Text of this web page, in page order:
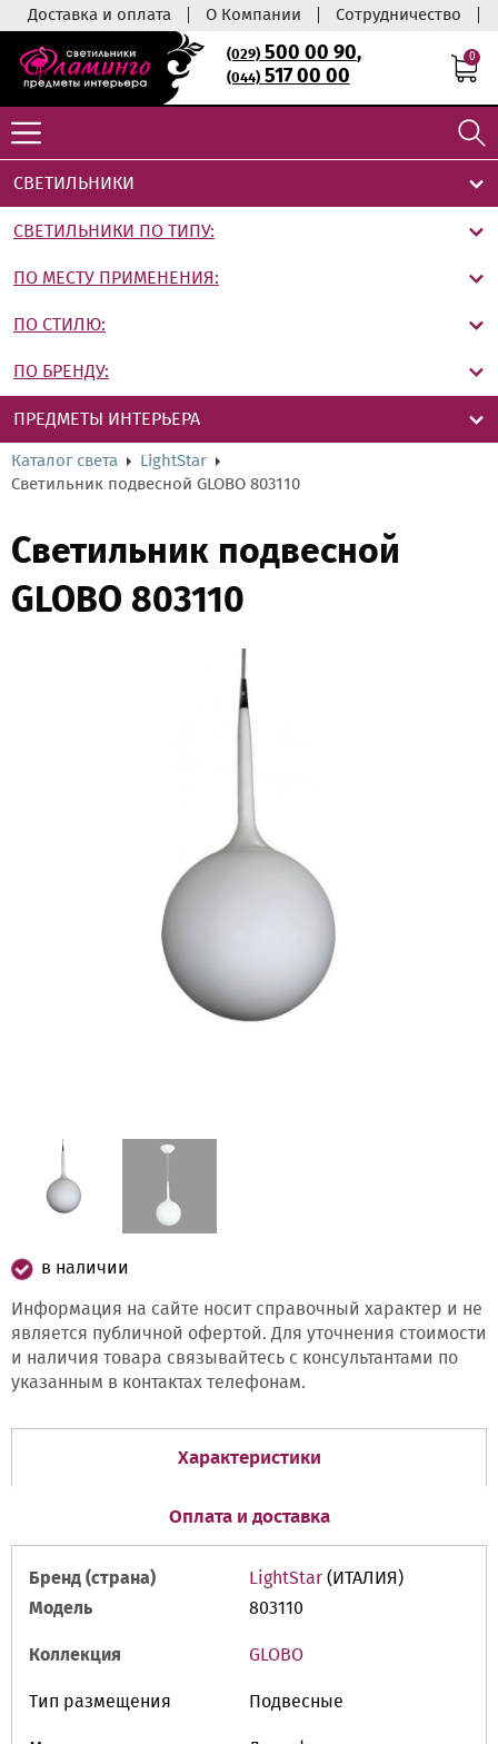
Доставка и оплата О Компании Сотрудничество
(029)500 00 90,
(044)517 00 00
0
СВЕТИЛЬНИКИ
СВЕТИЛЬНИКИ ПО ТИПУ:
ПО МЕСТУ ПРИМЕНЕНИЯ:
ПО СТИЛЮ:
ПО БРЕНДУ:
ПРЕДМЕТЫ ИНТЕРЬЕРА
Каталог света
LightStar
Светильник подвесной GLOBO 803110
Светильник подвесной
GLOBO 803110
в наличии
Информация на сайте носит справочный характер и не
является публичной офертой. Для уточнения стоимости
и наличия товара связывайтесь с консультантами по
указанным в контактах телефонам.
Характеристики
Оплата и доставка
Бренд (страна) LightStar (ИТАЛИЯ)
Модель
803110
Коллекция GLOBO
Тип размещения Подвесные